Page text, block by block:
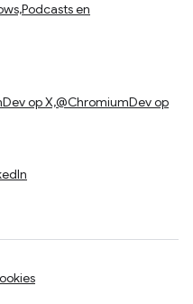
en
op X,@ChromiumDev op